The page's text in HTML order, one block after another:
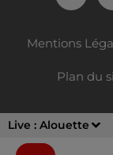
Live : Alouette
Mentions
Plan du